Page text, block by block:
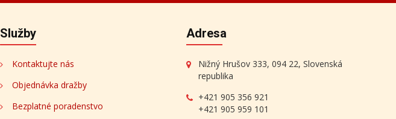
Služby
Kontaktujte nás
Objednávka dražby
Bezplatné poradenstvo
Adresa
Nižný Hrušov 333, 094 22, Slovenská
republika
+421 905 356 921
+421 905 959 101